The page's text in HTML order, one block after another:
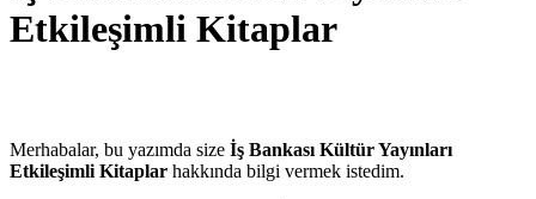
Etkileşimli Kitaplar
Merhabalar, bu yazımda size İş Bankası Kültür Yayınları
Etkileşimli Kitaplar hakkında bilgi vermek istedim.